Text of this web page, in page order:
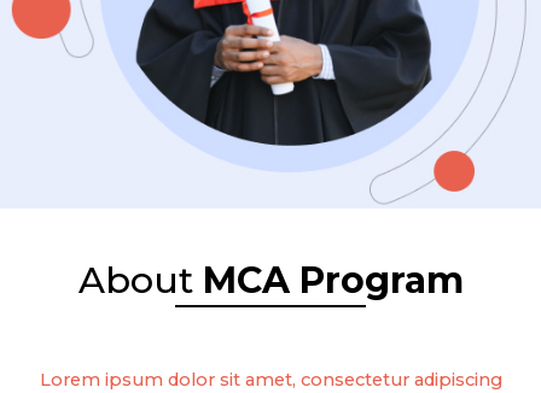
About MCA Program
Lorem ipsum dolor sit amet, consectetur adipiscing